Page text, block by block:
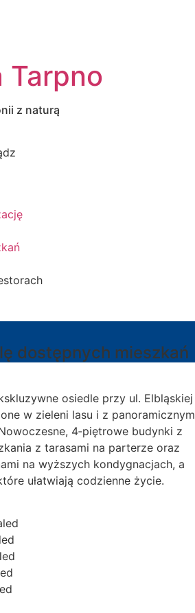
Tarpno
z naturą
dostępnych mieszkań
osiedle przy ul. Elbląskiej
w zieleni lasu i z panoramicznym
4‑piętrowe budynki z
z tarasami na parterze oraz
na wyższych kondygnacjach, a
ułatwiają codzienne życie.